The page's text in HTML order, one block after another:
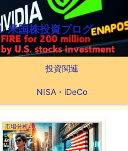
米国株投資ブログ
投資関連
NISA・iDeCo
市場分析